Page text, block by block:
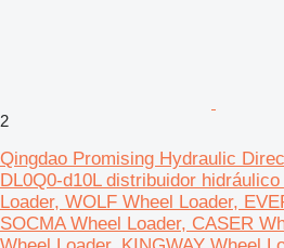
2
Qingdao Promising Hydraulic
DL0Q0-d10L distribuidor
Loader, WOLF Wheel Loader,
SOCMA Wheel Loader, CASER